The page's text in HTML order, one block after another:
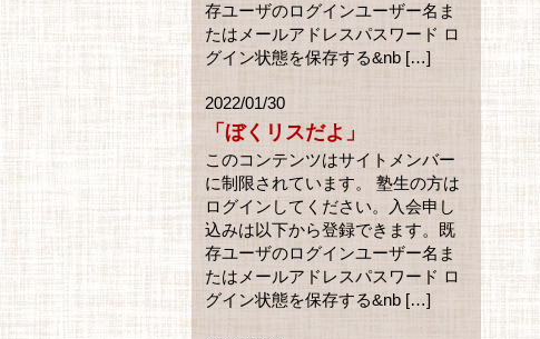
存ユーザのログインユーザー名ま
たはメールアドレスパスワード ロ
グイン状態を保存する&nb […]
2022/01/30
「ぼくリスだよ」
このコンテンツはサイトメンバー
に制限されています。 塾生の方は
ログインしてください。入会申し
込みは以下から登録できます。既
存ユーザのログインユーザー名ま
たはメールアドレスパスワード ロ
グイン状態を保存する&nb […]